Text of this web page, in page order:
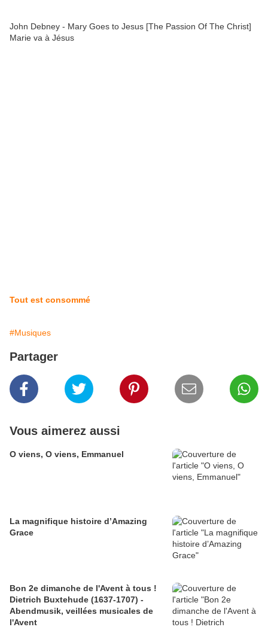
John Debney - Mary Goes to Jesus [The Passion Of The Christ]
Marie va à Jésus
Tout est consommé
#Musiques
Partager
Vous aimerez aussi
O viens, O viens, Emmanuel
La magnifique histoire d’Amazing
Grace
Bon 2e dimanche de l'Avent à tous !
Dietrich Buxtehude (1637-1707) -
Abendmusik, veillées musicales de
l'Avent